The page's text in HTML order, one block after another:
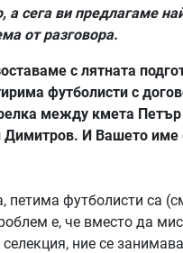
а сега ви предлагаме
от разговора.
с лятната
футболисти с
между кмета Петър
Димитров. И Вашето име
петима футболисти са
е, че вместо да
ние се